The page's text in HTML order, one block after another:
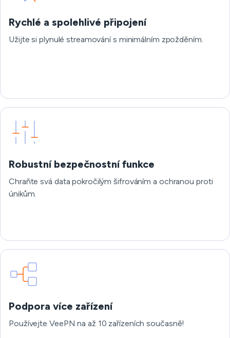
Rychlé a spolehlivé připojení
Užijte si plynulé streamování s minimálním zpožděním.
Robustní bezpečnostní funkce
Chraňte svá data pokročilým šifrováním a ochranou proti
únikům.
Podpora více zařízení
Používejte VeePN na až 10 zařízeních současně!